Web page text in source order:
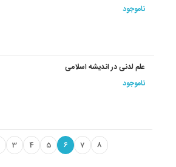
ناموجود
علم لدنی در اندیشه اسلامی
ناموجود
3 4 5 6 7 8